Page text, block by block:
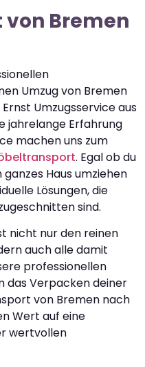
Bremen
Umzug von Bremen
Umzugsservice aus
jahrelange Erfahrung
machen uns zum
. Egal ob du
Haus umziehen
Lösungen, die
sind.
nicht nur den reinen
auch alle damit
professionellen
das Verpacken deiner
von Bremen nach
Wert auf eine
wertvollen